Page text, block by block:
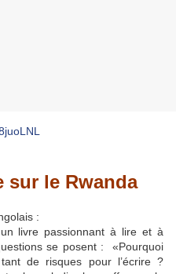
sur le Rwanda
:
livre passionnant à lire et à
se posent : «Pourquoi
de risques pour l’écrire ?